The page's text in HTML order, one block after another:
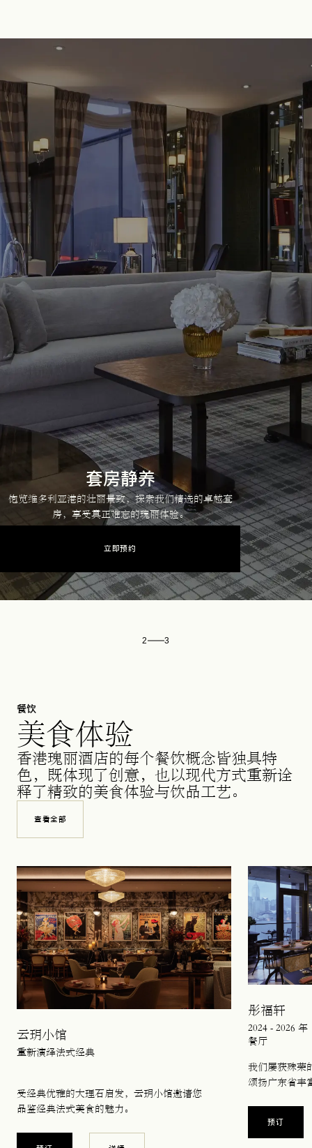
立即预约
套房静养
饱览维多利亚港的壮丽景致，探索我们精选的卓越套
房，享受真正难忘的瑰丽体验。
2 3
餐饮
美食体验
香港瑰丽酒店的每个餐饮概念皆独具特
色，既体现了创意，也以现代方式重新诠
释了精致的美食体验与饮品工艺。
查看全部
云玥小馆
重新演绎法式经典
受经典优雅的大理石启发，云玥小馆邀请您
品鉴经典法式美食的魅力。
彤福轩
2024 - 2026
餐厅
我们屡获殊荣
颂扬广东省丰
预订在新标签